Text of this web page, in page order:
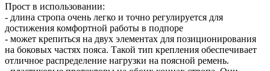
Прост в использовании:
- длина стропа очень легко и точно регулируется для
достижения комфортной работы в подпоре
- может крепиться на двух элементах для позиционирования
на боковых частях пояса. Такой тип крепления обеспечивает
отличное распределение нагрузки на поясной ремень.